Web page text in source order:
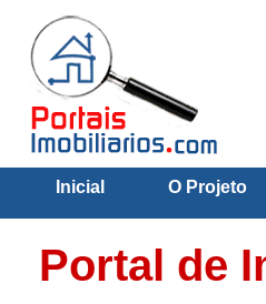
Inicial O Projeto
Portal de